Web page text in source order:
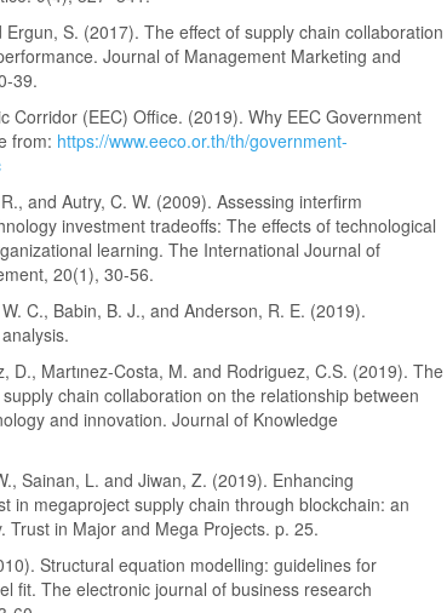
Ergun, S. (2017). The effect of supply chain collaboration
Journal of Management Marketing and
39.
Corridor (EEC) Office. (2019). Why EEC Government
from: https://www.eeco.or.th/th/government-
and Autry, C. W. (2009). Assessing interfirm
investment tradeoffs: The effects of technological
learning. The International Journal of
20(1), 30-56.
C., Babin, B. J., and Anderson, R. E. (2019).
D., Martınez-Costa, M. and Rodriguez, C.S. (2019). The
chain collaboration on the relationship between
and innovation. Journal of Knowledge
Sainan, L. and Jiwan, Z. (2019). Enhancing
in megaproject supply chain through blockchain: an
Trust in Major and Mega Projects. p. 25.
Structural equation modelling: guidelines for
fit. The electronic journal of business research